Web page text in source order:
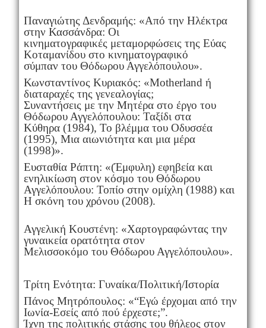
Παναγιώτης Δενδραμής: «Από την Ηλέκτρα
στην Κασσάνδρα: Οι
κινηματογραφικές μεταμορφώσεις της Εύας
Κοταμανίδου στο κινηματογραφικό
σύμπαν του Θόδωρου Αγγελόπουλου».
Κωνσταντίνος Κυριακός: «Motherland ή
διαταραχές της γενεαλογίας;
Συναντήσεις με την Μητέρα στο έργο του
Θόδωρου Αγγελόπουλου: Ταξίδι στα
Κύθηρα (1984), Το βλέμμα του Οδυσσέα
(1995), Μια αιωνιότητα και μια μέρα
(1998)».
Ευσταθία Ράπτη: «(Έμφυλη) εφηβεία και
ενηλικίωση στον κόσμο του Θόδωρου
Αγγελόπουλου: Τοπίο στην ομίχλη (1988) και
Η σκόνη του χρόνου (2008).
Αγγελική Κουστένη: «Χαρτογραφώντας την
γυναικεία ορατότητα στον
Μελισσοκόμο του Θόδωρου Αγγελόπουλου».
Τρίτη Ενότητα: Γυναίκα/Πολιτική/Ιστορία
Πάνος Μητρόπουλος: «“Εγώ έρχομαι από την
Ιωνία-Εσείς από πού έρχεστε;”.
Ίχνη της πολιτικής στάσης του θήλεος στον